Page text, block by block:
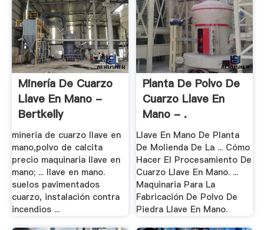
Minería De Cuarzo
Llave En Mano -
Bertkelly
mineria de cuarzo llave en
mano,polvo de calcita
precio maquinaria llave en
mano; ... llave en mano.
suelos pavimentados
cuarzo, instalación contra
incendios ...
Planta De Polvo De
Cuarzo Llave En
Mano - .
Llave En Mano De Planta
De Molienda De La ... Cómo
Hacer El Procesamiento De
Cuarzo Llave En Mano. ...
Maquinaria Para La
Fabricación De Polvo De
Piedra Llave En Mano.